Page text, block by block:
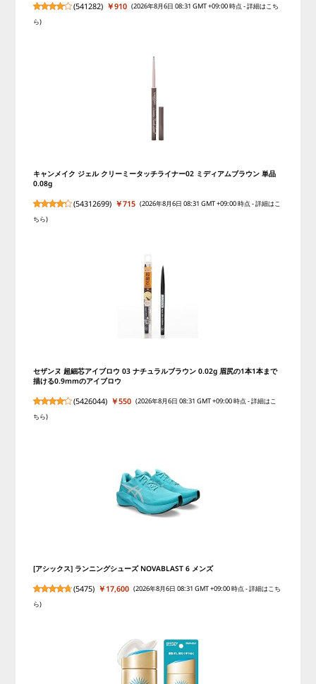
(541282) ￥910 (2026年8月6日 08:31 GMT +09:00 時点 -詳細はこち
ら)
キャンメイク ジェル クリーミータッチライナー02 ミディアムブラウン 単品
0.08g
(54312699) ￥715 (2026年8月6日 08:31 GMT +09:00 時点 -詳細はこ
ちら)
セザンヌ 超細芯アイブロウ 03 ナチュラルブラウン 0.02g 眉尻の1本1本まで
描ける0.9mmのアイブロウ
(5426044) ￥550 (2026年8月6日 08:31 GMT +09:00 時点 -詳細はこ
ちら)
[アシックス] ランニングシューズ NOVABLAST 6 メンズ
(5475) ￥17,600 (2026年8月6日 08:31 GMT +09:00 時点 -詳細はこち
ら)